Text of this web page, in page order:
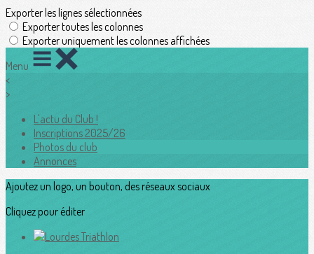
Exporter les lignes sélectionnées
Exporter toutes les colonnes
Exporter uniquement les colonnes affichées
Menu
<
>
L'actu du Club !
Inscriptions 2025/26
Photos du club
Annonces
Ajoutez un logo, un bouton, des réseaux sociaux
Cliquez pour éditer